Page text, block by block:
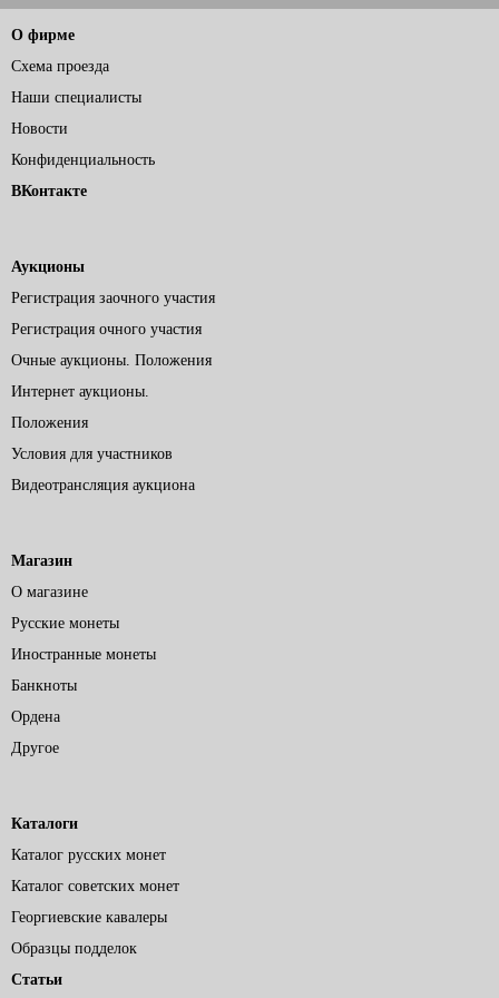
О фирме
Схема проезда
Наши специалисты
Новости
Конфиденциальность
ВКонтакте
Аукционы
Регистрация заочного участия
Регистрация очного участия
Очные аукционы. Положения
Интернет аукционы.
Положения
Условия для участников
Видеотрансляция аукциона
Магазин
О магазине
Русские монеты
Иностранные монеты
Банкноты
Ордена
Другое
Каталоги
Каталог русских монет
Каталог советских монет
Георгиевские кавалеры
Образцы подделок
Статьи